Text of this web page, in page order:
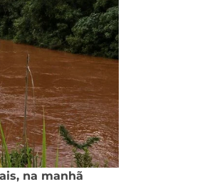
na manhã